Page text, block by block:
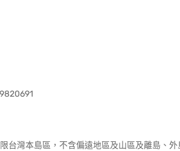
台灣本島區，不含偏遠地區及山區及離島、